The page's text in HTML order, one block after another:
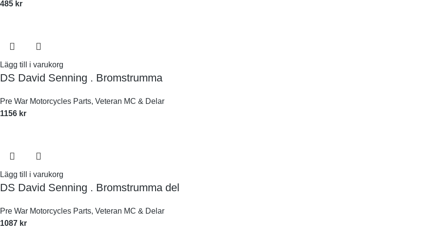
485 kr
Lägg till i varukorg
DS David Senning . Bromstrumma
Pre War Motorcycles Parts, Veteran MC & Delar
1156 kr
Lägg till i varukorg
DS David Senning . Bromstrumma del
Pre War Motorcycles Parts, Veteran MC & Delar
1087 kr